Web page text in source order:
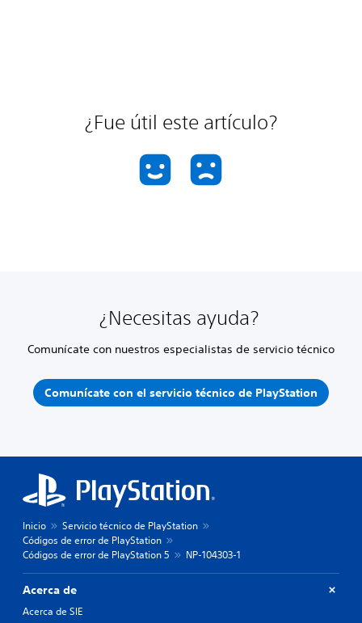
¿Fue útil este artículo?
¿Necesitas ayuda?
Comunícate con nuestros especialistas de servicio técnico
Comunícate con el servicio técnico de PlayStation
Inicio
Servicio técnico de PlayStation
Códigos de error de PlayStation
Códigos de error de PlayStation 5
NP-104303-1
Acerca de
Acerca de SIE